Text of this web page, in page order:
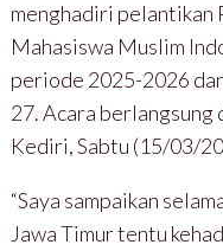
menghadiri pelantikan
Mahasiswa Muslim
periode 2025-2026
27. Acara
Kediri, Sabtu (15/03/
“Saya sampaikan
Jawa Timur tentu